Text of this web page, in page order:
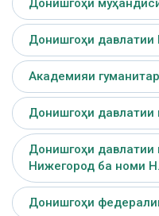
Донишгоҳи
Академияи
Донишгоҳи давлатии
Донишгоҳи
Нижегород ба номи
Донишгоҳи